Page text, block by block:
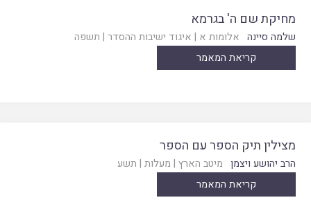
מחיקת שם ה' בגרמא
שלמה סיינה אלומות א | איגוד ישיבות ההסדר | תשפה
קריאת המאמר
מצילין תיק הספר עם הספר
הרב יהושע ויצמן מיטב הארץ | מעלות | תשע
קריאת המאמר